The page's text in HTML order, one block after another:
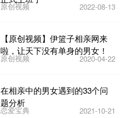
原创视频 2022-08-13
【原创视频】伊篮子相亲网来
啦，让天下没有单身的男女！
原创视频 2020-04-22
在相亲中的男女遇到的33个问
题分析
恋爱宝典 2021-10-21